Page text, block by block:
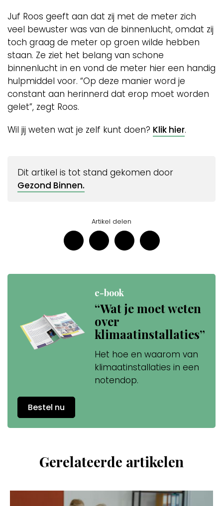
Juf Roos geeft aan dat zij met de meter zich
veel bewuster was van de binnenlucht, omdat zij
toch graag de meter op groen wilde hebben
staan. Ze ziet het belang van schone
binnenlucht in en vond de meter hier een handig
hulpmiddel voor. “Op deze manier word je
constant aan herinnerd dat erop moet worden
gelet”, zegt Roos.
Wil jij weten wat je zelf kunt doen? Klik hier.
Dit artikel is tot stand gekomen door
Gezond Binnen.
Artikel delen
e-book
“Wat je moet weten
over
klimaatinstallaties”
Het hoe en waarom van
klimaatinstallaties in een
notendop.
Bestel nu
Gerelateerde artikelen